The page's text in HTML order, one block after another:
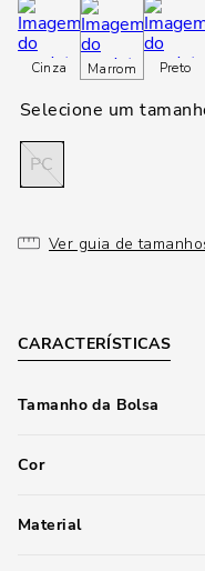
Cinza Marrom Preto
PC
Ver guia de
CARACTERÍSTICAS
Tamanho da Bolsa
Cor
Material